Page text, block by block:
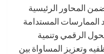
المحاور الرئيسية
الممارسات المستدامة
الرقمي وتنمية
وتعزيز المساواة بين